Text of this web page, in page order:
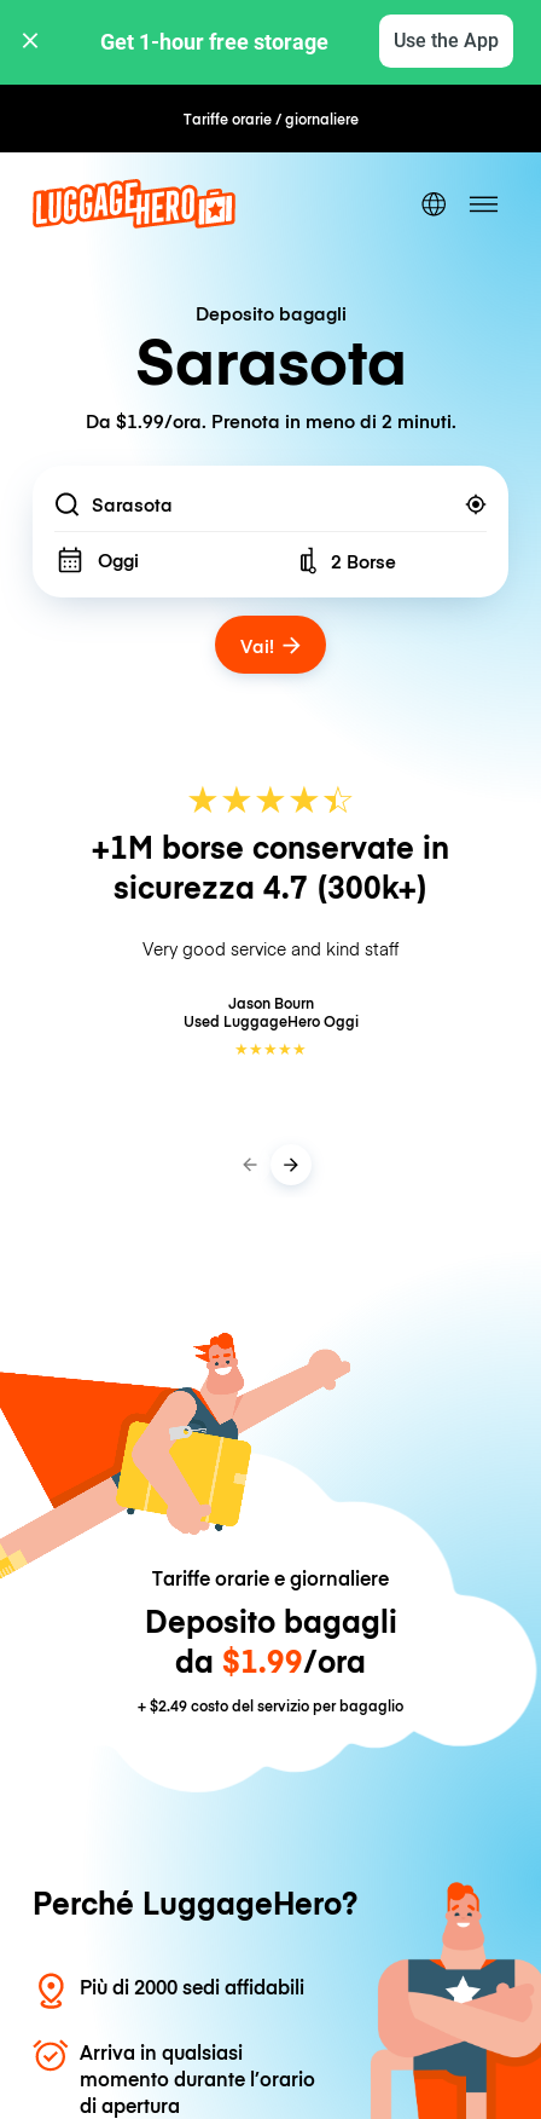
Get 1-hour free storage Use the App
Tariffe orarie / giornaliere Prenotazione flessibile
Deposito bagagli
Sarasota
Da $1.99/ora. Prenota in meno di 2 minuti.
Location
Oggi Number of bags
2 Borse
Vai!
★★★★☆
★
+1M borse conservate in
sicurezza 4.7 (300k+)
Very good service and kind staff
Jason Bourn
Used LuggageHeroOggi
★★★★★
Tariffe orarie e giornaliere
Deposito bagagli
da $1.99/ora
+$2.49costo del servizio per bagaglio
Perché LuggageHero?
Più di 2000 sedi affidabili
Arriva in qualsiasi
momento durante l’orario
di apertura